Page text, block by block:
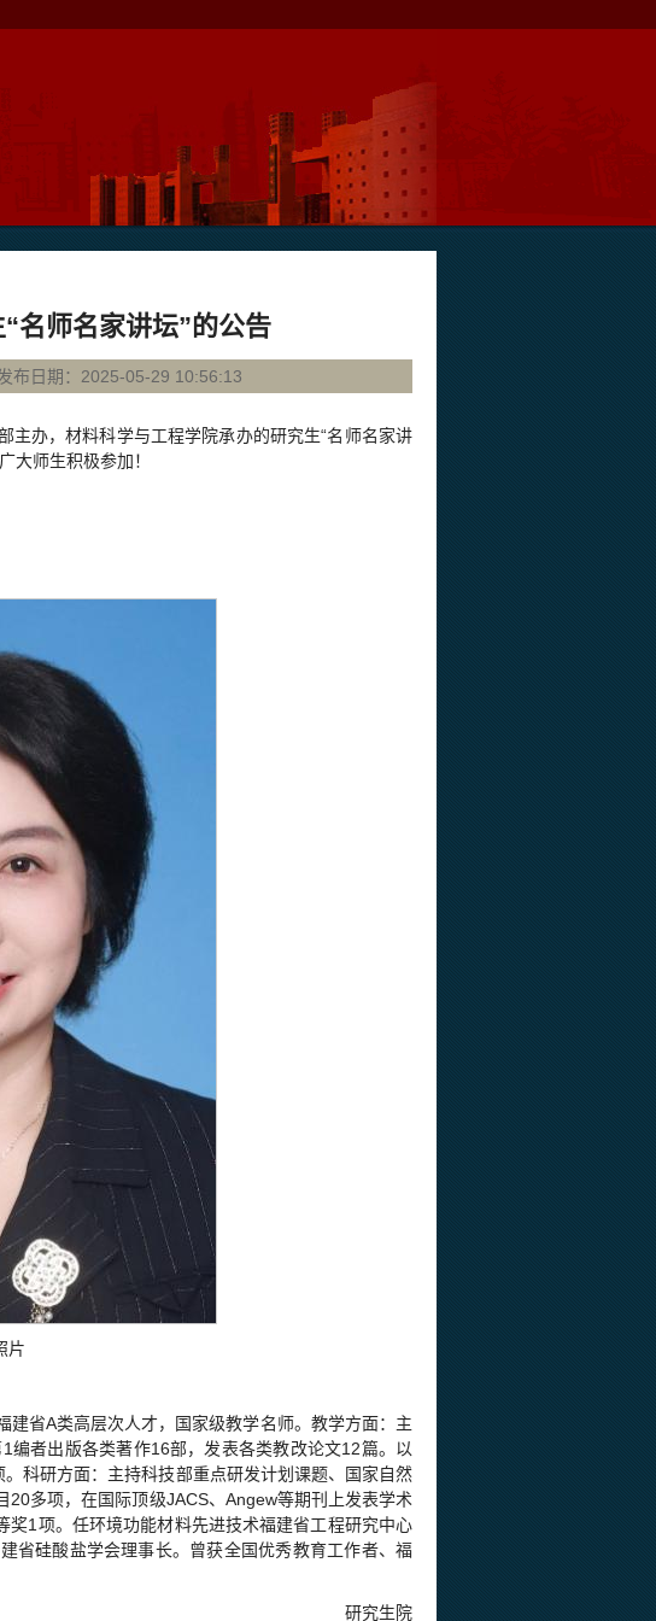
名师名家讲坛”的公告
布日期：2025-05-29 10:56:13
主办，材料科学与工程学院承办的研究生“名师名家讲
大师生积极参加！
片
省A类高层次人才，国家级教学名师。教学方面：主
者出版各类著作16部，发表各类教改论文12篇。以
科研方面：主持科技部重点研发计划课题、国家自然
多项，在国际顶级JACS、Angew等期刊上发表学术
1项。任环境功能材料先进技术福建省工程研究中心
省硅酸盐学会理事长。曾获全国优秀教育工作者、福
研究生院